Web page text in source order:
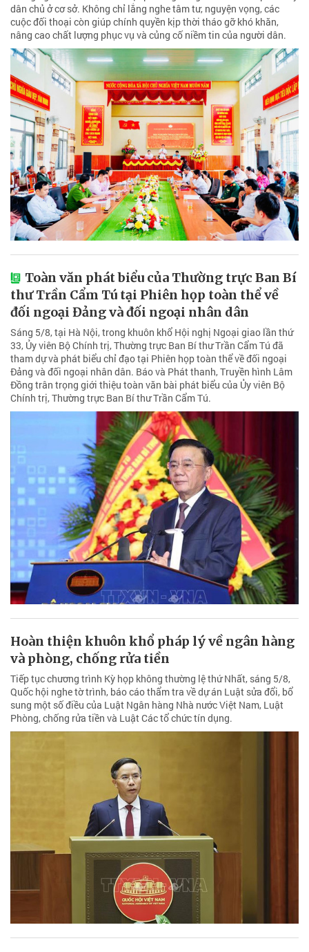
dân chủ ở cơ sở. Không chỉ lắng nghe tâm tư, nguyện vọng, các
cuộc đối thoại còn giúp chính quyền kịp thời tháo gỡ khó khăn,
nâng cao chất lượng phục vụ và củng cố niềm tin của người dân.
Toàn văn phát biểu của Thường trực Ban Bí
thư Trần Cẩm Tú tại Phiên họp toàn thể về
đối ngoại Đảng và đối ngoại nhân dân
Sáng 5/8, tại Hà Nội, trong khuôn khổ Hội nghị Ngoại giao lần thứ
33, Ủy viên Bộ Chính trị, Thường trực Ban Bí thư Trần Cẩm Tú đã
tham dự và phát biểu chỉ đạo tại Phiên họp toàn thể về đối ngoại
Đảng và đối ngoại nhân dân. Báo và Phát thanh, Truyền hình Lâm
Đồng trân trọng giới thiệu toàn văn bài phát biểu của Ủy viên Bộ
Chính trị, Thường trực Ban Bí thư Trần Cẩm Tú.
Hoàn thiện khuôn khổ pháp lý về ngân hàng
và phòng, chống rửa tiền
Tiếp tục chương trình Kỳ họp không thường lệ thứ Nhất, sáng 5/8,
Quốc hội nghe tờ trình, báo cáo thẩm tra về dự án Luật sửa đổi, bổ
sung một số điều của Luật Ngân hàng Nhà nước Việt Nam, Luật
Phòng, chống rửa tiền và Luật Các tổ chức tín dụng.